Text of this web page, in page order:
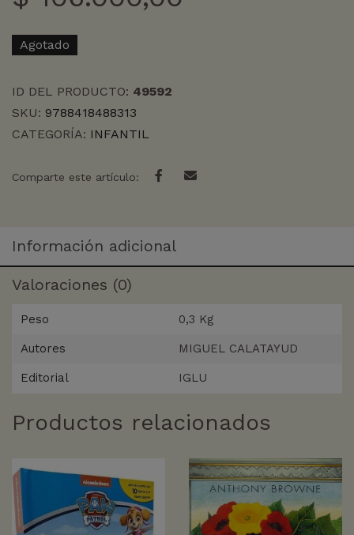
Agotado
ID DEL PRODUCTO: 49592
SKU: 9788418488313
CATEGORÍA: INFANTIL
Comparte este artículo:
Información adicional
Valoraciones (0)
Peso 0,3 Kg
Autores MIGUEL CALATAYUD
Editorial IGLU
Productos relacionados